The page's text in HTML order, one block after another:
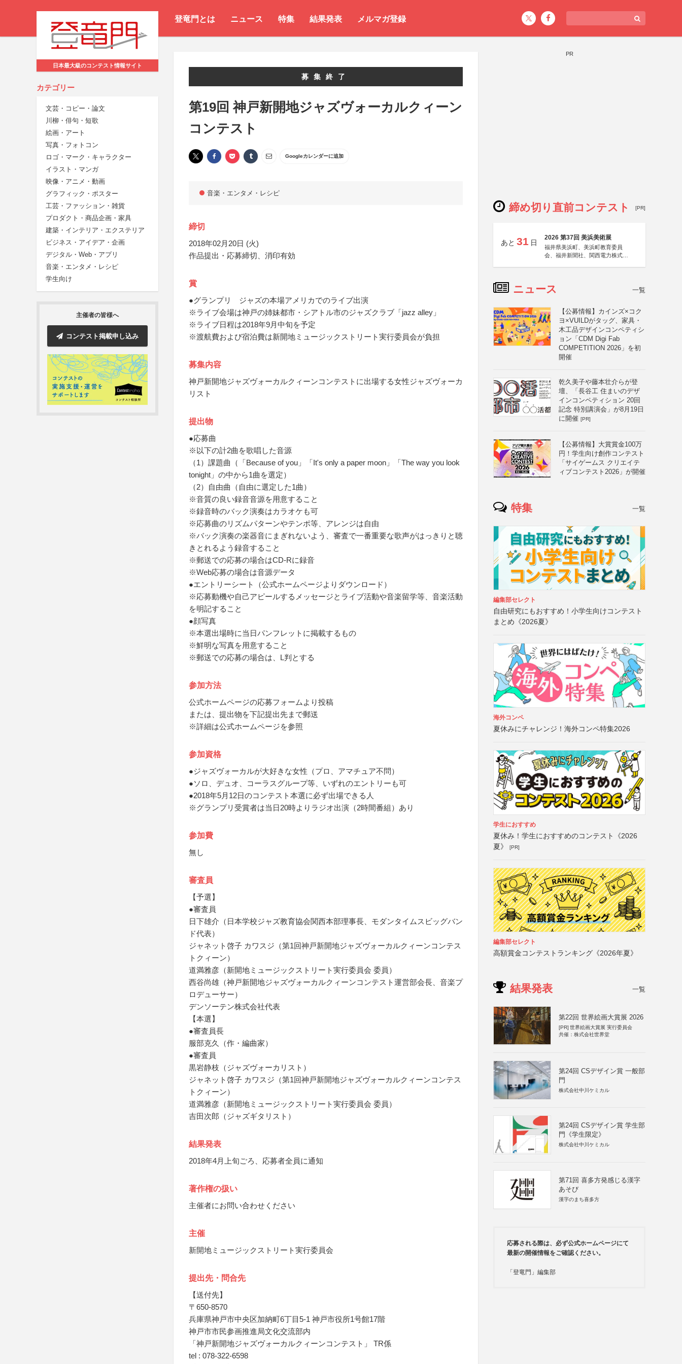
登竜門とは ニュース 特集 結果発表 メルマガ登録
日本最大級のコンテスト情報サイト
カテゴリー
文芸・コピー・論文
川柳・俳句・短歌
絵画・アート
写真・フォトコン
ロゴ・マーク・キャラクター
イラスト・マンガ
映像・アニメ・動画
グラフィック・ポスター
工芸・ファッション・雑貨
プロダクト・商品企画・家具
建築・インテリア・エクステリア
ビジネス・アイデア・企画
デジタル・Web・アプリ
音楽・エンタメ・レシピ
学生向け
主催者の皆様へ
コンテスト掲載申し込み
募集終了
第19回 神戸新開地ジャズヴォーカルクィーン
コンテスト
Googleカレンダーに追加
音楽・エンタメ・レシピ
締切
2018年02月20日 (火)
作品提出・応募締切、消印有効
賞
●グランプリ ジャズの本場アメリカでのライブ出演
※ライブ会場は神戸の姉妹都市・シアトル市のジャズクラブ「jazz alley」
※ライブ日程は2018年9月中旬を予定
※渡航費および宿泊費は新開地ミュージックストリート実行委員会が負担
募集内容
神戸新開地ジャズヴォーカルクィーンコンテストに出場する女性ジャズヴォーカ
リスト
提出物
●応募曲
※以下の計2曲を歌唱した音源
（1）課題曲（「Because of you」「It's only a paper moon」「The way you look
tonight」の中から1曲を選定）
（2）自由曲（自由に選定した1曲）
※音質の良い録音音源を用意すること
※録音時のバック演奏はカラオケも可
※応募曲のリズムパターンやテンポ等、アレンジは自由
※バック演奏の楽器音にまぎれないよう、審査で一番重要な歌声がはっきりと聴
きとれるよう録音すること
※郵送での応募の場合はCD-Rに録音
※Web応募の場合は音源データ
●エントリーシート（公式ホームページよりダウンロード）
※応募動機や自己アピールするメッセージとライブ活動や音楽留学等、音楽活動
を明記すること
●顔写真
※本選出場時に当日パンフレットに掲載するもの
※鮮明な写真を用意すること
※郵送での応募の場合は、L判とする
参加方法
公式ホームページの応募フォームより投稿
または、提出物を下記提出先まで郵送
※詳細は公式ホームページを参照
参加資格
●ジャズヴォーカルが大好きな女性（プロ、アマチュア不問）
●ソロ、デュオ、コーラスグループ等、いずれのエントリーも可
●2018年5月12日のコンテスト本選に必ず出場できる人
※グランプリ受賞者は当日20時よりラジオ出演（2時間番組）あり
参加費
無し
審査員
【予選】
●審査員
日下雄介（日本学校ジャズ教育協会関西本部理事長、モダンタイムスビッグバン
ド代表）
ジャネット啓子 カワスジ（第1回神戸新開地ジャズヴォーカルクィーンコンテス
トクィーン）
道満雅彦（新開地ミュージックストリート実行委員会 委員）
西谷尚雄（神戸新開地ジャズヴォーカルクィーンコンテスト運営部会長、音楽プ
ロデューサー）
デンソーテン株式会社代表
【本選】
●審査員長
服部克久（作・編曲家）
●審査員
黒岩静枝（ジャズヴォーカリスト）
ジャネット啓子 カワスジ（第1回神戸新開地ジャズヴォーカルクィーンコンテス
トクィーン）
道満雅彦（新開地ミュージックストリート実行委員会 委員）
吉田次郎（ジャズギタリスト）
結果発表
2018年4月上旬ごろ、応募者全員に通知
著作権の扱い
主催者にお問い合わせください
主催
新開地ミュージックストリート実行委員会
提出先・問合先
【送付先】
〒650-8570
兵庫県神戸市中央区加納町6丁目5-1 神戸市役所1号館17階
神戸市市民参画推進局文化交流部内
「神戸新開地ジャズヴォーカルクィーンコンテスト」 TR係
tel : 078-322-6598
PR
締め切り直前コンテスト [PR]
あと 31 日
2026 第37回 美浜美術展
福井県美浜町、美浜町教育委員
会、福井新聞社、関西電力株式会
ニュース 一覧
【公募情報】カインズ×コク
ヨ×VUILDがタッグ、家具・
木工品デザインコンペティシ
ョン「CDM Digi Fab
COMPETITION 2026」を初
開催
乾久美子や藤本壮介らが登
壇、「長谷工 住まいのデザ
インコンペティション 20回
記念 特別講演会」が8月19日
に開催 [PR]
【公募情報】大賞賞金100万
円！学生向け創作コンテスト
「サイゲームス クリエイテ
ィブコンテスト2026」が開催
特集 一覧
編集部セレクト
自由研究にもおすすめ！小学生向けコンテスト
まとめ《2026夏》
海外コンペ
夏休みにチャレンジ！海外コンペ特集2026
学生におすすめ
夏休み！学生におすすめのコンテスト《2026
夏》
[PR]
編集部セレクト
高額賞金コンテストランキング《2026年夏》
結果発表 一覧
第22回 世界絵画大賞展 2026
[PR] 世界絵画大賞展 実行委員会
共催：株式会社世界堂
第24回 CSデザイン賞 一般部
門
株式会社中川ケミカル
第24回 CSデザイン賞 学生部
門《学生限定》
株式会社中川ケミカル
第71回 喜多方発感じる漢字
あそび
漢字のまち喜多方
応募される際は、必ず公式ホームページにて
最新の開催情報をご確認ください。
「登竜門」編集部